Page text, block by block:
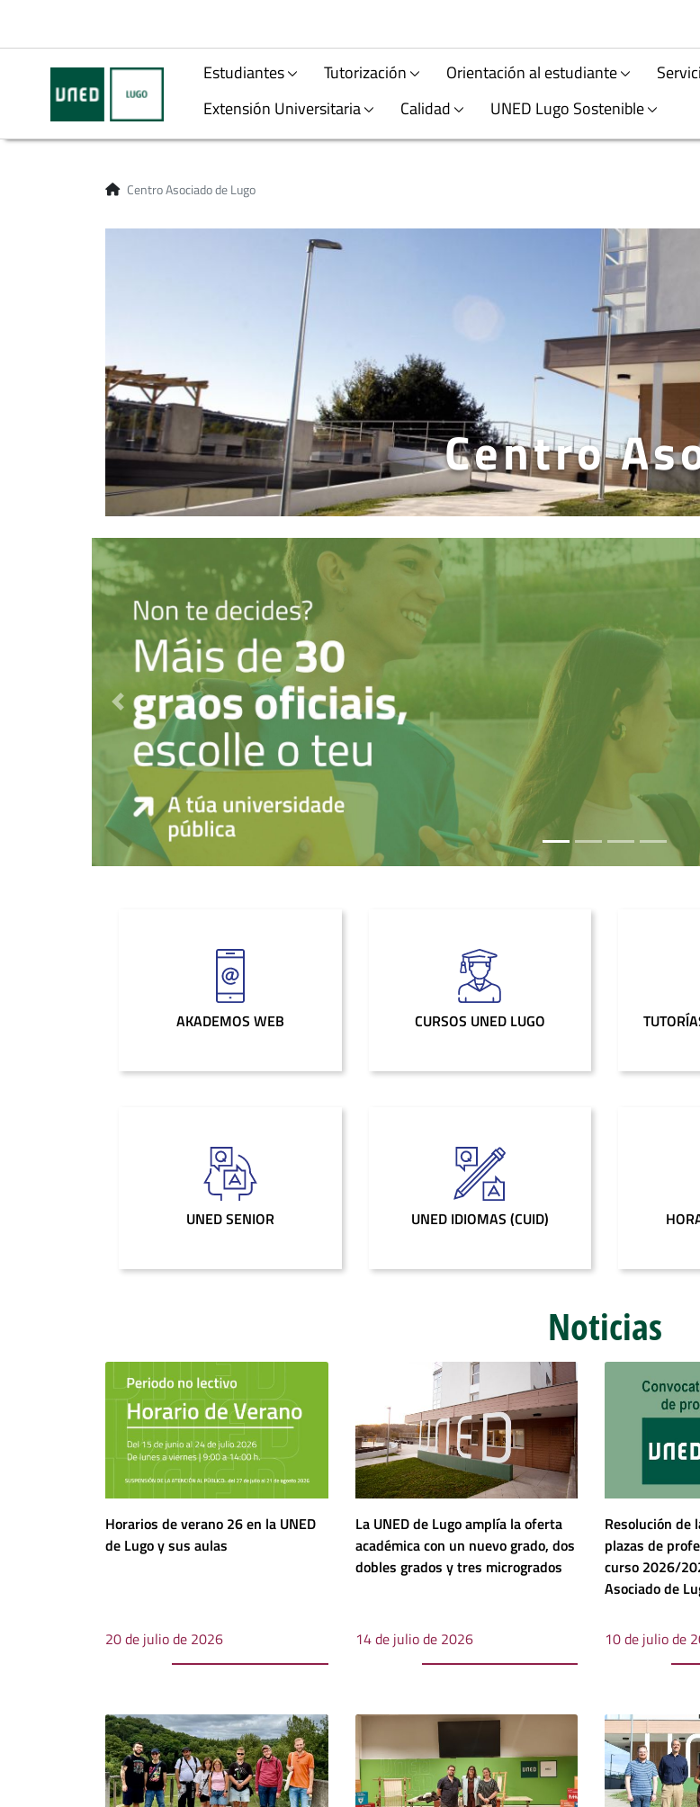
Estudiantes Tutorización Orientación al estudiante
Extensión Universitaria
Calidad UNED Lugo Sostenible
Centro Asociado de Lugo
Centro
Destacado anterior
AKADEMOS WEB CURSOS UNED LUGO
UNED SENIOR UNED IDIOMAS (CUID)
Noticias
Horarios de verano 26 en la UNED
de Lugo y sus aulas
20 de julio de 2026
La UNED de Lugo amplía la oferta
académica con un nuevo grado, dos
dobles grados y tres microgrados
14 de julio de 2026
Resolución de
plazas de
curso 2026/
Asociado de
10 de julio de